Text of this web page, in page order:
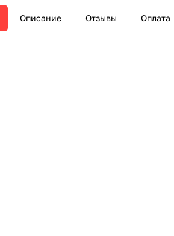
Описание Отзывы Оплата